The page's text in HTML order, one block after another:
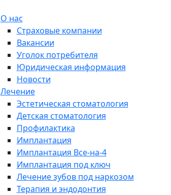
О нас
Страховые компании
Вакансии
Уголок потребителя
Юридическая информация
Новости
Лечение
Эстетическая стоматология
Детская стоматология
Профилактика
Имплантация
Имплантация Все-на-4
Имплантация под ключ
Лечение зубов под наркозом
Терапия и эндодонтия